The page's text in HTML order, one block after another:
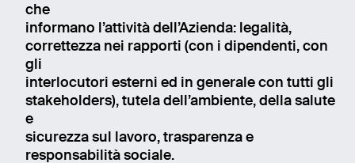
che
informano l’attività dell’Azienda: legalità,
correttezza nei rapporti (con i dipendenti, con
gli
interlocutori esterni ed in generale con tutti gli
stakeholders), tutela dell’ambiente, della salute
e
sicurezza sul lavoro, trasparenza e
responsabilità sociale.